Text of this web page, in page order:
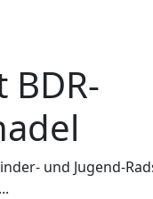
BDR-
und Jugend-